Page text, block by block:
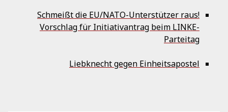
Schmeißt die EU/NATO-Unterstützer raus!
Vorschlag für Initiativantrag beim LINKE-
Parteitag
Liebknecht gegen Einheitsapostel